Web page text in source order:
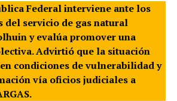
Federal interviene ante los
del servicio de gas natural
y evalúa promover una
Advirtió que la situación
condiciones de vulnerabilidad y
vía oficios judiciales a